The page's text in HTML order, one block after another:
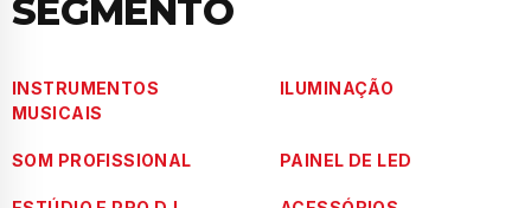
SEGMENTO
INSTRUMENTOS
MUSICAIS
ILUMINAÇÃO
SOM PROFISSIONAL PAINEL DE LED